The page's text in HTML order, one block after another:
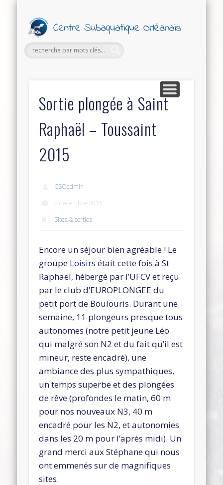
Sortie plongée à Saint
Raphaël – Toussaint
2015
CSOadmin
2 décembre 2015
Sites & sorties
Encore un séjour bien agréable ! Le
groupe Loisirs était cette fois à St
Raphaël, hébergé par l’UFCV et reçu
par le club d’EUROPLONGEE du
petit port de Boulouris. Durant une
semaine, 11 plongeurs presque tous
autonomes (notre petit jeune Léo
qui malgré son N2 et du fait qu’il est
mineur, reste encadré), une
ambiance des plus sympathiques,
un temps superbe et des plongées
de rêve (profondes le matin, 60 m
pour nos nouveaux N3, 40 m
encadré pour les N2, et autonomies
dans les 20 m pour l’après midi). Un
grand merci aux Stéphane qui nous
ont emmenés sur de magnifiques
sites.